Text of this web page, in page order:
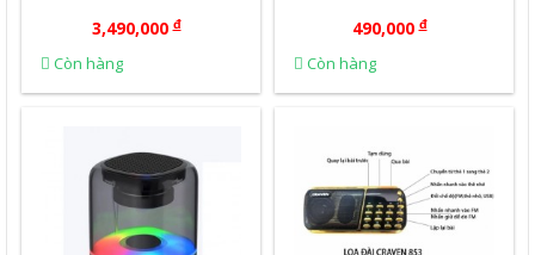
Trang
công
3,490,000đ
Còn hàng
490,000đ
Còn hàng